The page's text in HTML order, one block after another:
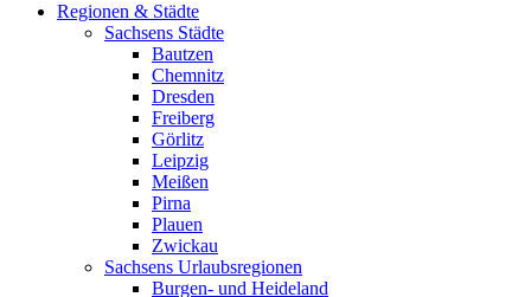
Regionen & Städte
Sachsens Städte
Bautzen
Chemnitz
Dresden
Freiberg
Görlitz
Leipzig
Meißen
Pirna
Plauen
Zwickau
Sachsens Urlaubsregionen
Burgen- und Heideland